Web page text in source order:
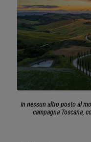
In nessun altro posto al
campagna Toscana,